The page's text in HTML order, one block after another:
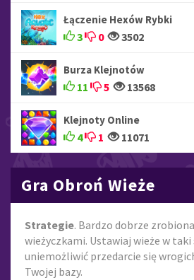
Łączenie Hexów Rybki
3 0 3502
Burza Klejnotów
11 5 13568
Klejnoty Online
4 1 11071
Gra Obroń Wieże
Strategie. Bardzo dobrze
wieżyczkami. Ustawiaj wieże w taki
uniemożliwić przedarcie się
Twojej bazy.